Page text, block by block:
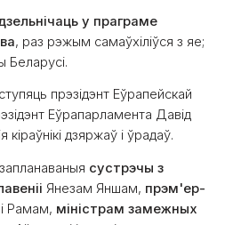
у праграме
, раз рэжым самаўхіліўся з яе;
Беларусі.
прэзідэнт Еўрапейскай
Еўрапарламента Давід
дзяржаў і ўрадаў.
сустрэчы з
Янезам Яншам, прэм'ер-
Рамам, міністрам замежных